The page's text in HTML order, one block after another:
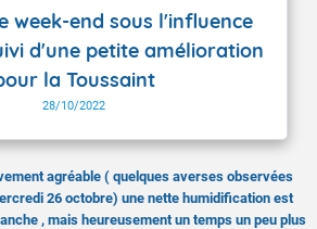
week-end sous l'influence
d'une petite amélioration
la Toussaint
28/10/2022
agréable ( quelques averses observées
26 octobre) une nette humidification est
, mais heureusement un temps un peu plus